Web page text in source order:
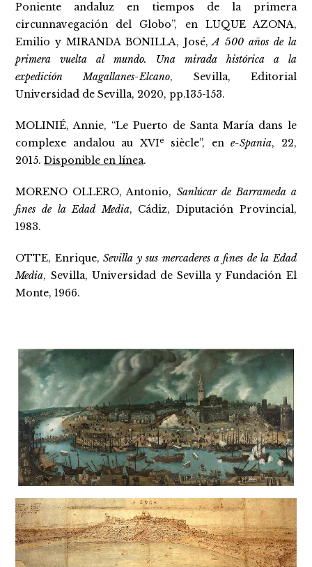
Poniente andaluz en tiempos de la primera
circunnavegación del Globo”, en LUQUE AZONA,
Emilio y MIRANDA BONILLA, José,A 500 años de la
primera vuelta al mundo. Una mirada histórica a la
expedición Magallanes-Elcano, Sevilla, Editorial
Universidad de Sevilla, 2020, pp.135-153.
MOLINIÉ, Annie, “Le Puerto de Santa María dans le
complexe andalou au XVIe siècle”, ene-Spania, 22,
2015.Disponible en línea.
MORENO OLLERO, Antonio, Sanlúcar de Barrameda a
fines de la Edad Media, Cádiz, Diputación Provincial,
1983.
OTTE, Enrique,Sevilla y sus mercaderes a fines de la Edad
Media, Sevilla, Universidad de Sevilla y Fundación El
Monte, 1966.